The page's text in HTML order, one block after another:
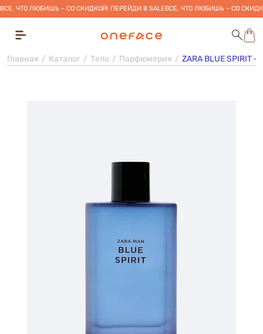
ВСЕ, ЧТО ЛЮБИШЬ – СО СКИДКОЙ! ПЕРЕЙДИ В SALEВСЕ, ЧТО ЛЮБИШЬ – СО
Главная Каталог Тело Парфюмерия ZARA BLUE